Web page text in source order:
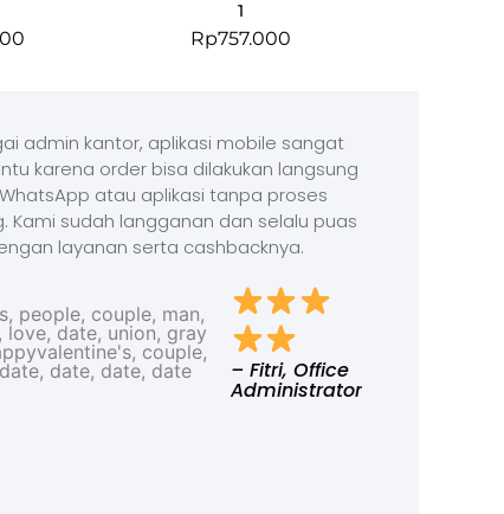
1
Rp757.000
admin kantor, aplikasi mobile sangat
karena order bisa dilakukan langsung
atau aplikasi tanpa proses
Kami sudah langganan dan selalu puas
layanan serta cashbacknya.
– Fitri, Office
Administrator